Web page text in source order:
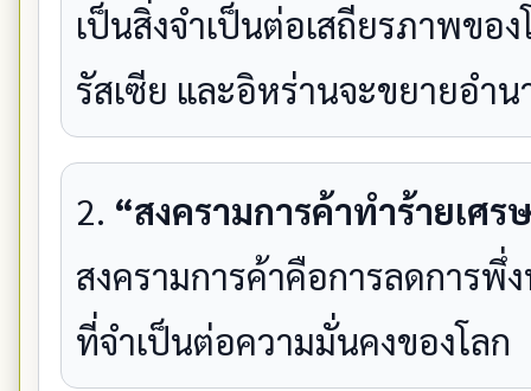
เป็นสิ่งจำเป็นต่อเสถียรภาพขอ
รัสเซีย และอิหร่านจะขยายอำ
2. “สงครามการค้าทำร้ายเศร
สงครามการค้าคือการลดการพึ่
ที่จำเป็นต่อความมั่นคงของโลก